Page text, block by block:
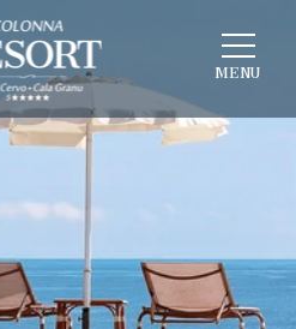
MENU